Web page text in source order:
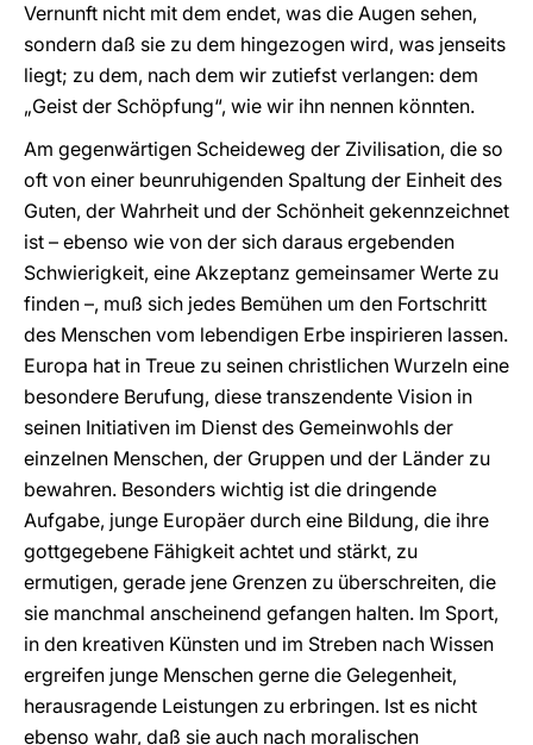
Vernunft nicht mit dem endet, was die Augen sehen,
sondern daß sie zu dem hingezogen wird, was jenseits
liegt; zu dem, nach dem wir zutiefst verlangen: dem
„Geist der Schöpfung“, wie wir ihn nennen könnten.
Am gegenwärtigen Scheideweg der Zivilisation, die so
oft von einer beunruhigenden Spaltung der Einheit des
Guten, der Wahrheit und der Schönheit gekennzeichnet
ist – ebenso wie von der sich daraus ergebenden
Schwierigkeit, eine Akzeptanz gemeinsamer Werte zu
finden –, muß sich jedes Bemühen um den Fortschritt
des Menschen vom lebendigen Erbe inspirieren lassen.
Europa hat in Treue zu seinen christlichen Wurzeln eine
besondere Berufung, diese transzendente Vision in
seinen Initiativen im Dienst des Gemeinwohls der
einzelnen Menschen, der Gruppen und der Länder zu
bewahren. Besonders wichtig ist die dringende
Aufgabe, junge Europäer durch eine Bildung, die ihre
gottgegebene Fähigkeit achtet und stärkt, zu
ermutigen, gerade jene Grenzen zu überschreiten, die
sie manchmal anscheinend gefangen halten. Im Sport,
in den kreativen Künsten und im Streben nach Wissen
ergreifen junge Menschen gerne die Gelegenheit,
herausragende Leistungen zu erbringen. Ist es nicht
ebenso wahr, daß sie auch nach moralischen